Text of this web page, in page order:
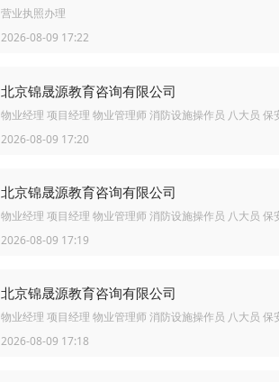
营业执照办理
2026-08-09 17:22
北京锦晟源教育咨询有限公司
物业经理 项目经理 物业管理师 消防设施操作员 八大员 保
2026-08-09 17:20
北京锦晟源教育咨询有限公司
物业经理 项目经理 物业管理师 消防设施操作员 八大员 保
2026-08-09 17:19
北京锦晟源教育咨询有限公司
物业经理 项目经理 物业管理师 消防设施操作员 八大员 保
2026-08-09 17:18